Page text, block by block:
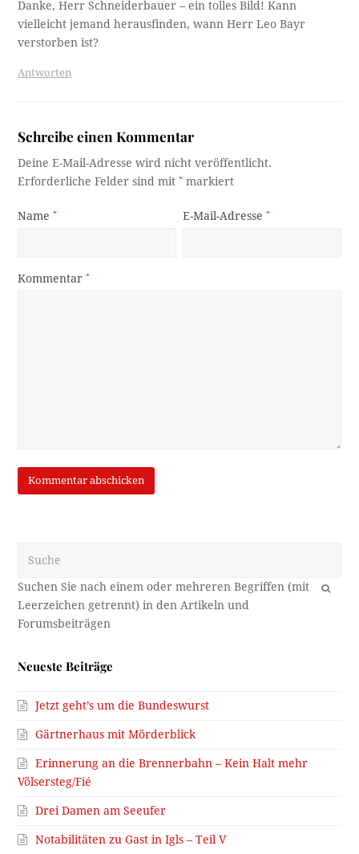
Danke, Herr Schneiderbauer – ein tolles Bild! Kann
vielleicht jemand herausfinden, wann Herr Leo Bayr
verstorben ist?
Antworten
Schreibe einen Kommentar
Deine E-Mail-Adresse wird nicht veröffentlicht.
Erforderliche Felder sind mit* markiert
Name* E-Mail-Adresse*
Kommentar*
OK
Neueste Beiträge
Jetzt geht’s um die Bundeswurst
Gärtnerhaus mit Mörderblick
Erinnerung an die Brennerbahn – Kein Halt mehr
Völsersteg/Fié
Drei Damen am Seeufer
Notabilitäten zu Gast in Igls – Teil V